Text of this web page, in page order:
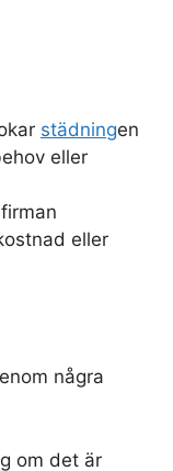
städningen
eller
eller
några
om det är